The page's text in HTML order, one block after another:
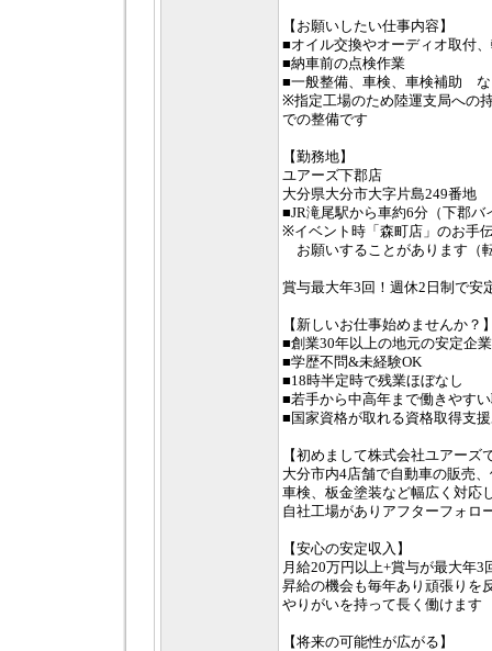
【お願いしたい仕事内容】
■オイル交換やオーディオ取付
■納車前の点検作業
■一般整備、車検、車検補助
※指定工場のため陸運支局への
での整備です
【勤務地】
ユアーズ下郡店
大分県大分市大字片島249番地
■JR滝尾駅から車約6分（下郡バ
※イベント時「森町店」のお手
お願いすることがあります（
賞与最大年3回！週休2日制で安
【新しいお仕事始めませんか？
■創業30年以上の地元の安定企業
■学歴不問&未経験OK
■18時半定時で残業ほぼなし
■若手から中高年まで働きやす
■国家資格が取れる資格取得支
【初めまして株式会社ユアーズ
大分市内4店舗で自動車の販売
車検、板金塗装など幅広く対応
自社工場がありアフターフォロ
【安心の安定収入】
月給20万円以上+賞与が最大年3
昇給の機会も毎年あり頑張りを
やりがいを持って長く働けます
【将来の可能性が広がる】